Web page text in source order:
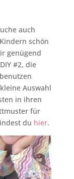
auch
schön
genügend
#2, die
Auswahl
in ihren
für
du hier.